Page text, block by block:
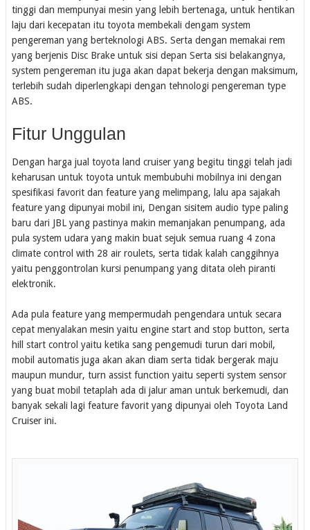
tinggi dan mempunyai mesin yang lebih bertenaga, untuk hentikan
laju dari kecepatan itu toyota membekali dengam system
pengereman yang berteknologi ABS. Serta dengan memakai rem
yang berjenis Disc Brake untuk sisi depan Serta sisi belakangnya,
system pengereman itu juga akan dapat bekerja dengan maksimum,
terlebih sudah diperlengkapi dengan tehnologi pengereman type
ABS.
Fitur Unggulan
Dengan harga jual toyota land cruiser yang begitu tinggi telah jadi
keharusan untuk toyota untuk membubuhi mobilnya ini dengan
spesifikasi favorit dan feature yang melimpang, lalu apa sajakah
feature yang dipunyai mobil ini, Dengan sisitem audio type paling
baru dari JBL yang pastinya makin memanjakan penumpang, ada
pula system udara yang makin buat sejuk semua ruang 4 zona
climate control with 28 air roulets, serta tidak kalah canggihnya
yaitu penggontrolan kursi penumpang yang ditata oleh piranti
elektronik.
Ada pula feature yang mempermudah pengendara untuk secara
cepat menyalakan mesin yaitu engine start and stop button, serta
hill start control yaitu ketika sang pengemudi turun dari mobil,
mobil automatis juga akan akan diam serta tidak bergerak maju
maupun mundur, turn assist function yaitu seperti system sensor
yang buat mobil tetaplah ada di jalur aman untuk berkemudi, dan
banyak sekali lagi feature favorit yang dipunyai oleh Toyota Land
Cruiser ini.